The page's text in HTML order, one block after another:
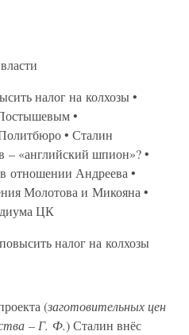
налог на колхозы •
•
• Сталин
– «английский шпион»? •
отношении Андреева •
Молотова и Микояна •
ЦК
налог на колхозы
(заготовительных цен
– Г. Ф.) Сталин внёс